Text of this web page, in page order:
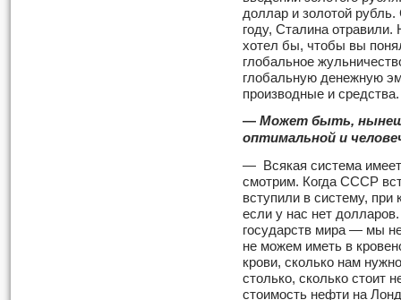
доллар и золотой
году, Сталина отравили.
хотел бы, чтобы вы
глобальное
глобальную денежную
производные и
— Может быть,
оптимальной и
— Всякая система
смотрим. Когда СССР
всту­пили в систему,
если у нас нет
государств мира — мы
не можем иметь в
крови, сколько нам
столько, сколько стоит
стоимость нефти на